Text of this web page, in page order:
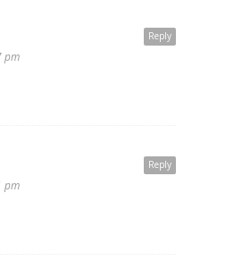
Reply
pm
Reply
pm